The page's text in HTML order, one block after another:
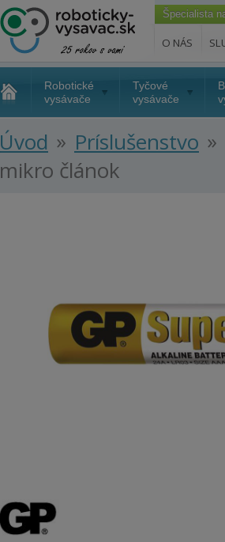
Špecialista
O NÁS
Robotické
vysávače
Tyčové
vysávače
Úvod » Príslušenstvo »
mikro článok